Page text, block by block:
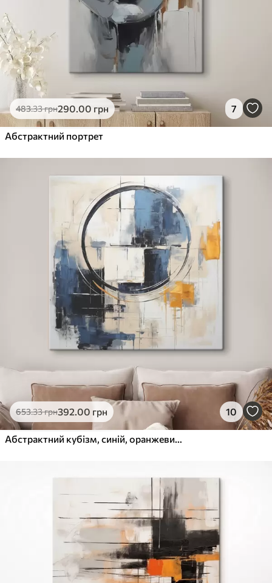
483.33грн290.00 грн 7
Абстрактний портрет
653.33грн392.00 грн 10
Абстрактний кубізм, синій, оранжевий, білий штрихи, кругова фігура